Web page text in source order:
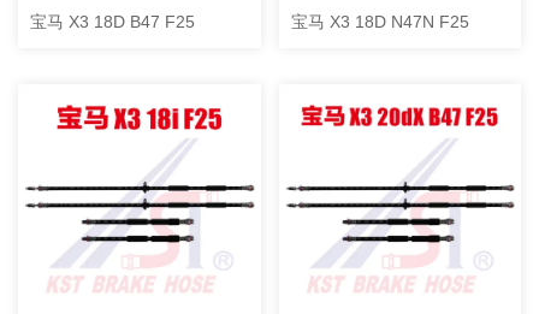
宝马 X3 18D B47 F25 宝马 X3 18D N47N F25